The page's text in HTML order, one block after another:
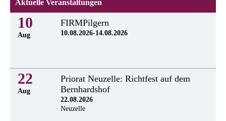
Aktuelle Veranstaltungen
10
Aug
FIRMPilgern
10.08.2026-14.08.2026
22
Aug
Priorat Neuzelle: Richtfest auf dem
Bernhardshof
22.08.2026
Neuzelle